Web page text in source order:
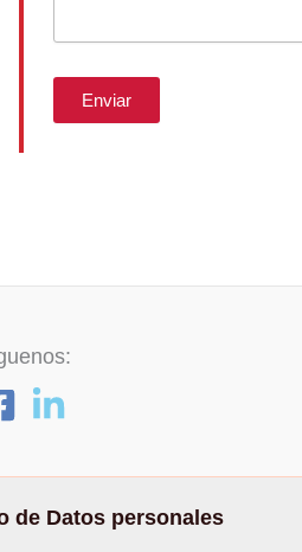
Enviar
de Datos personales